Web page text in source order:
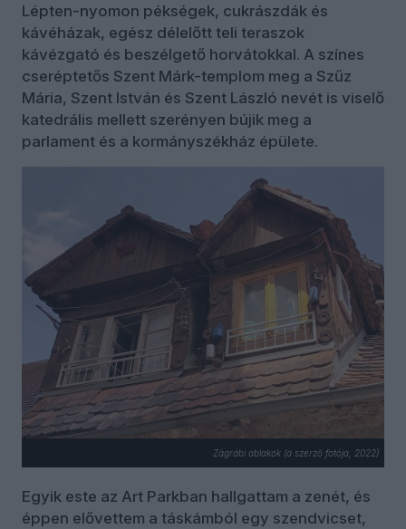
Lépten-nyomon pékségek, cukrászdák és
kávéházak, egész délelőtt teli teraszok
kávézgató és beszélgető horvátokkal. A színes
cseréptetős Szent Márk-templom meg a Szűz
Mária, Szent István és Szent László nevét is viselő
katedrális mellett szerényen bújik meg a
parlament és a kormányszékház épülete.
Zágrábi ablakok (a szerző fotója, 2022)
Egyik este az Art Parkban hallgattam a zenét, és
éppen elővettem a táskámból egy szendvicset,